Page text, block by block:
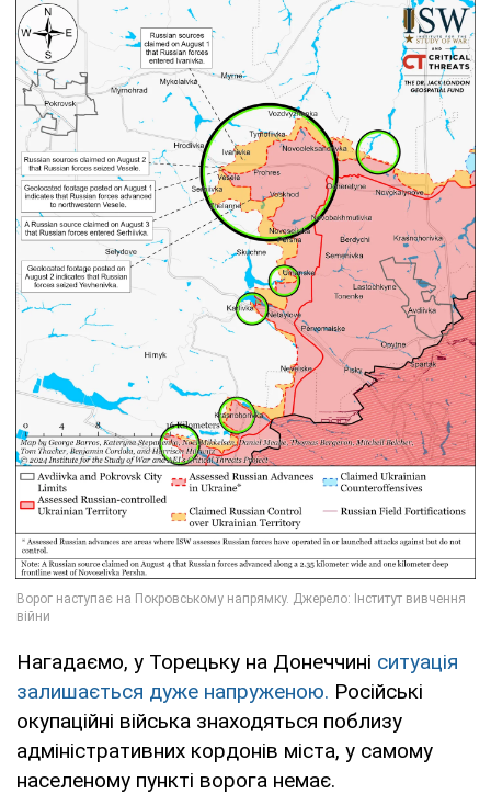
Нагадаємо, у Торецьку на Донеччині ситуація
залишається дуже напруженою. Російські
окупаційні війська знаходяться поблизу
адміністративних кордонів міста, у самому
населеному пункті ворога немає.